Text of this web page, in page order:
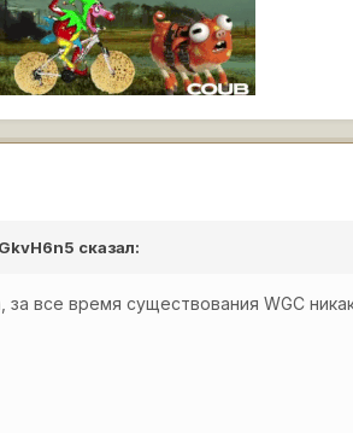
сказал:
за все время существования WGC